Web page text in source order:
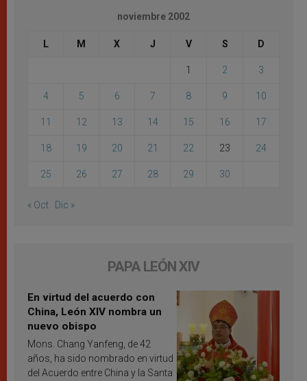
noviembre 2002
L M X J V S D
1 2 3
4 5 6 7 8 9 10
11 12 13 14 15 16 17
18 19 20 21 22 23 24
25 26 27 28 29 30
« Oct Dic »
PAPA LEÓN XIV
En virtud del acuerdo con
China, León XIV nombra un
nuevo obispo
Mons. Chang Yanfeng, de 42
años, ha sido nombrado en virtud
del Acuerdo entre China y la Santa